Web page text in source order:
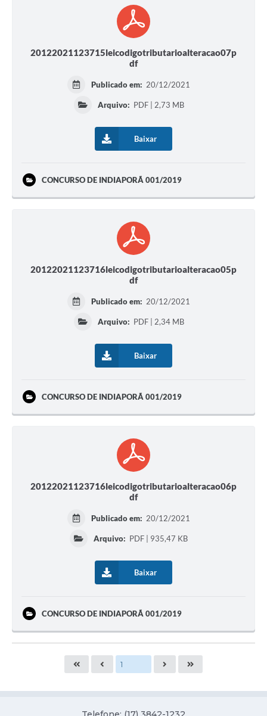
20122021123715leicodigotributarioalteracao07p
df
Publicado em: 20/12/2021
Arquivo: PDF | 2,73 MB
Baixar
CONCURSO DE INDIAPORÃ 001/2019
20122021123716leicodigotributarioalteracao05p
df
Publicado em: 20/12/2021
Arquivo: PDF | 2,34 MB
Baixar
CONCURSO DE INDIAPORÃ 001/2019
20122021123716leicodigotributarioalteracao06p
df
Publicado em: 20/12/2021
Arquivo: PDF | 935,47 KB
Baixar
CONCURSO DE INDIAPORÃ 001/2019